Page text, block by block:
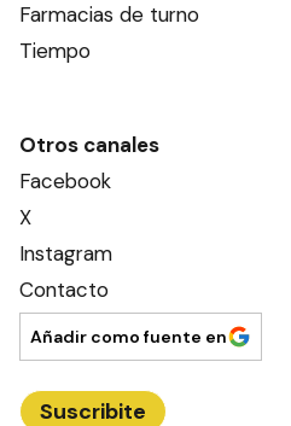
Farmacias de turno
Tiempo
Otros canales
Facebook
X
Instagram
Contacto
Añadir como fuente en
Suscribite